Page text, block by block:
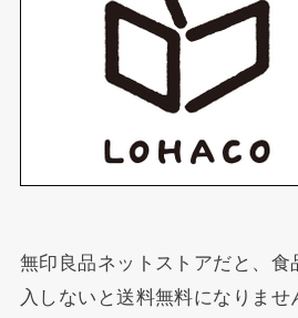
無印良品ネットストアだと、食
入しないと送料無料になりませ